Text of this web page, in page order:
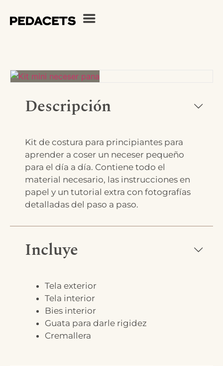
Descripción
Kit de costura para principiantes para
aprender a coser un neceser pequeño
para el día a día. Contiene todo el
material necesario, las instrucciones en
papel y un tutorial extra con fotografías
detalladas del paso a paso.
Incluye
Tela exterior
Tela interior
Bies interior
Guata para darle rigidez
Cremallera